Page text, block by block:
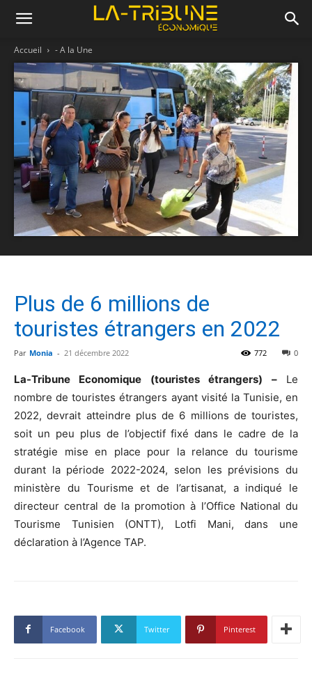
Accueil - A la Une
Plus de 6 millions de
touristes étrangers en 2022
Par Monia - 21 décembre 2022 0
772
La-Tribune Economique (touristes étrangers) –Le
nombre de touristes étrangers ayant visité la Tunisie, en
2022, devrait atteindre plus de 6 millions de touristes,
soit un peu plus de l’objectif fixé dans le cadre de la
stratégie mise en place pour la relance du tourisme
durant la période 2022-2024, selon les prévisions du
ministère du Tourisme et de l’artisanat, a indiqué le
directeur central de la promotion à l’Office National du
Tourisme Tunisien (ONTT), Lotfi Mani, dans une
déclaration à l’Agence TAP.
Facebook Twitter Pinterest